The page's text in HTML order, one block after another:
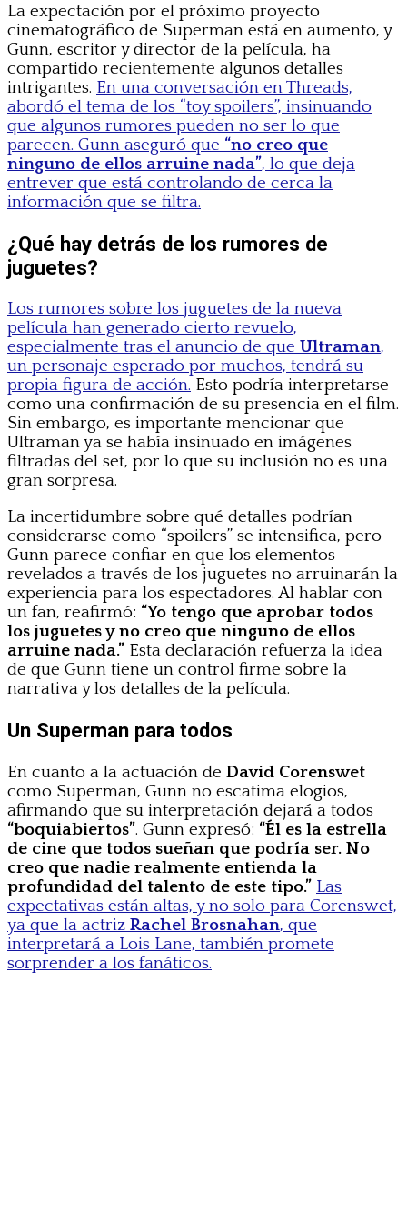
La expectación por el próximo proyecto
cinematográfico de Superman está en aumento, y
Gunn, escritor y director de la película, ha
compartido recientemente algunos detalles
intrigantes. En una conversación en Threads,
abordó el tema de los “toy spoilers”, insinuando
que algunos rumores pueden no ser lo que
parecen. Gunn aseguró que “no creo que
ninguno de ellos arruine nada”, lo que deja
entrever que está controlando de cerca la
información que se filtra.
¿Qué hay detrás de los rumores de
juguetes?
Los rumores sobre los juguetes de la nueva
película han generado cierto revuelo,
especialmente tras el anuncio de que Ultraman,
un personaje esperado por muchos, tendrá su
propia figura de acción. Esto podría interpretarse
como una confirmación de su presencia en el film.
Sin embargo, es importante mencionar que
Ultraman ya se había insinuado en imágenes
filtradas del set, por lo que su inclusión no es una
gran sorpresa.
La incertidumbre sobre qué detalles podrían
considerarse como “spoilers” se intensifica, pero
Gunn parece confiar en que los elementos
revelados a través de los juguetes no arruinarán la
experiencia para los espectadores. Al hablar con
un fan, reafirmó: “Yo tengo que aprobar todos
los juguetes y no creo que ninguno de ellos
arruine nada.” Esta declaración refuerza la idea
de que Gunn tiene un control firme sobre la
narrativa y los detalles de la película.
Un Superman para todos
En cuanto a la actuación de David Corenswet
como Superman, Gunn no escatima elogios,
afirmando que su interpretación dejará a todos
“boquiabiertos”. Gunn expresó: “Él es la estrella
de cine que todos sueñan que podría ser. No
creo que nadie realmente entienda la
profundidad del talento de este tipo.” Las
expectativas están altas, y no solo para Corenswet,
ya que la actriz Rachel Brosnahan, que
interpretará a Lois Lane, también promete
sorprender a los fanáticos.